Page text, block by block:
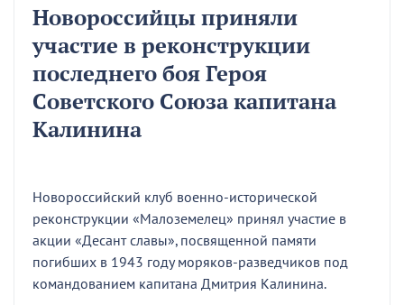
Новороссийцы приняли
участие в реконструкции
последнего боя Героя
Советского Союза капитана
Калинина
Новороссийский клуб военно-исторической
реконструкции «Малоземелец» принял участие в
акции «Десант славы», посвященной памяти
погибших в 1943 году моряков-разведчиков под
командованием капитана Дмитрия Калинина.